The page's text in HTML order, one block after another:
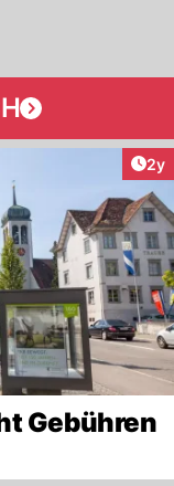
2y
Gebühren